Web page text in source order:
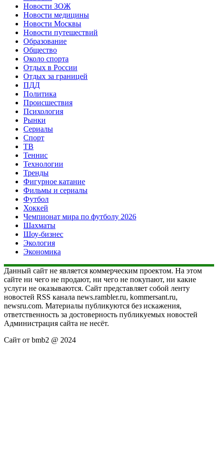
Новости ЗОЖ
Новости медицины
Новости Москвы
Новости путешествий
Образование
Общество
Около спорта
Отдых в России
Отдых за границей
ПДД
Политика
Происшествия
Психология
Рынки
Сериалы
Спорт
ТВ
Теннис
Технологии
Тренды
Фигурное катание
Фильмы и сериалы
Футбол
Хоккей
Чемпионат мира по футболу 2026
Шахматы
Шоу-бизнес
Экология
Экономика
Данный сайт не является коммерческим проектом. На этом
сайте ни чего не продают, ни чего не покупают, ни какие
услуги не оказываются. Сайт представляет собой ленту
новостей RSS канала news.rambler.ru, kommersant.ru,
newsru.com. Материалы публикуются без искажения,
ответственность за достоверность публикуемых новостей
Администрация сайта не несёт.
Сайт от bmb2 @ 2024